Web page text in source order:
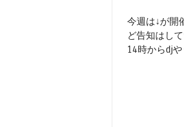
今週は↓が開
ど告知はし
14時からdj